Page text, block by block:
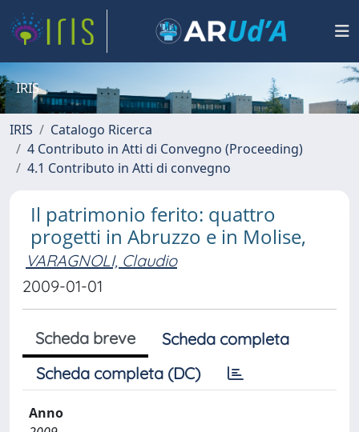
IRIS
IRIS
Catalogo Ricerca
4 Contributo in Atti di Convegno (Proceeding)
4.1 Contributo in Atti di convegno
Il patrimonio ferito: quattro
progetti in Abruzzo e in Molise,
VARAGNOLI, Claudio
2009-01-01
Scheda breve
Scheda completa
Scheda completa (DC)
Anno